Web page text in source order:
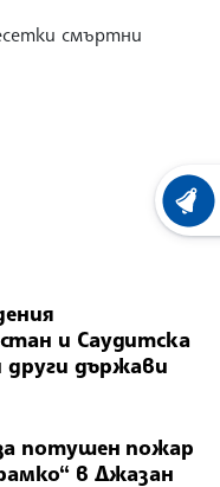
смъртни
и Саудитска
други държави
потушен пожар
в Джазан